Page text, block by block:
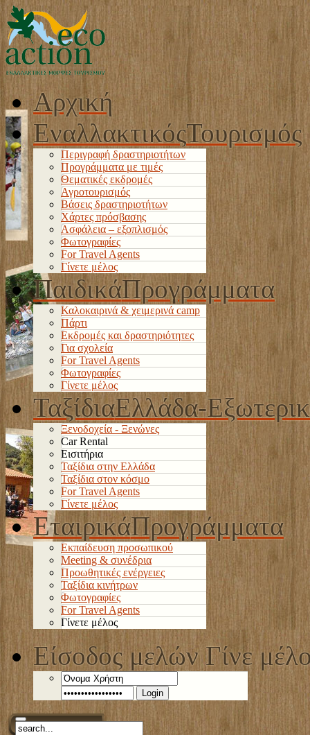
Αρχική
ΕναλλακτικόςΤουρισμός
Περιγραφή δραστηριοτήτων
Προγράμματα με τιμές
Θεματικές εκδρομές
Αγροτουρισμός
Βάσεις δραστηριοτήτων
Χάρτες πρόσβασης
Ασφάλεια – εξοπλισμός
Φωτογραφίες
For Travel Agents
Γίνετε μέλος
ΠαιδικάΠρογράμματα
Καλοκαιρινά & χειμερινά camp
Πάρτι
Εκδρομές και δραστηριότητες
Για σχολεία
For Travel Agents
Φωτογραφίες
Γίνετε μέλος
ΤαξίδιαΕλλάδα-
Ξενοδοχεία - Ξενώνες
Car Rental
Εισιτήρια
Ταξίδια στην Ελλάδα
Ταξίδια στον κόσμο
For Travel Agents
Γίνετε μέλος
ΕταιρικάΠρογράμματα
Εκπαίδευση προσωπικού
Meeting & συνέδρια
Προωθητικές ενέργειες
Ταξίδια κινήτρων
Φωτογραφίες
For Travel Agents
Γίνετε μέλος
Είσοδος μελώνΓίνε
Login